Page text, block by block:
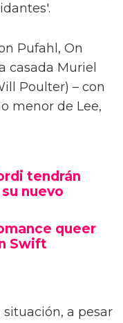
Pufahl, On
casada Muriel
Poulter) – con
menor de Lee,
tendrán
nuevo
queer
Swift
a pesar